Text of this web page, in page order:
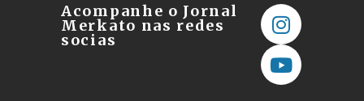
Acompanhe o Jornal
Merkato nas redes
socias